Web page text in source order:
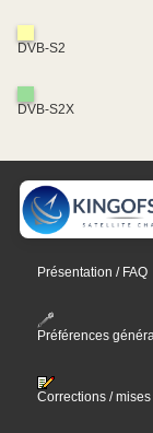
DVB-S2
DVB-S2X
Présentation / FAQ
Préférences
Corrections /